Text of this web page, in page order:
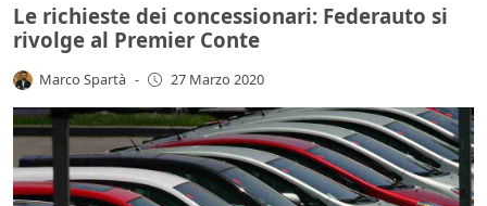
Le richieste dei concessionari: Federauto si
rivolge al Premier Conte
Marco Spartà - 27 Marzo 2020